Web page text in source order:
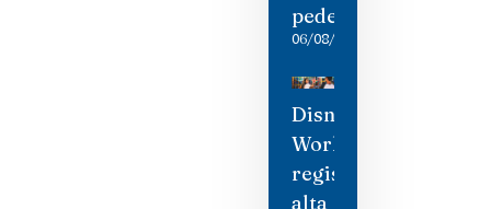
pedestres
06/08/2026
Disney
World
registra
alta